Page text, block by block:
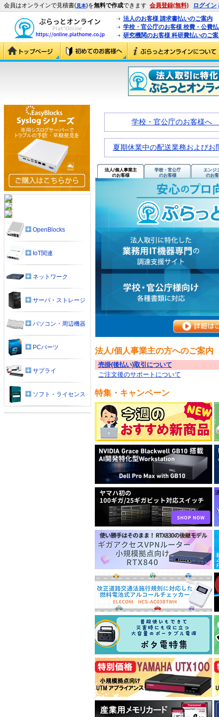
会員はオンラインで見積書(見本)を無料で作成できます 会員登録(無料) ログイン
法人のお客様 請求書払いのご案内
学校・官公庁のお客様 校費・公費
研究機関のお客様 科研費払いのご
学校・官公庁のお客様へ
夏期休業中の配送業務および
法人/個人事業主
のお客様
学校・官公庁
のお客様
エンジ
のお
法人/個人事業主の方へのご案内
売掛(後払い)取引について
ご注文後のサポートについて
特集・キャンペーン
OpenBlocks
IoT関連
ネットワーク
サーバ・ストレージ
パソコン・周辺機器
PCパーツ
サプライ
ソフト・ライセンス